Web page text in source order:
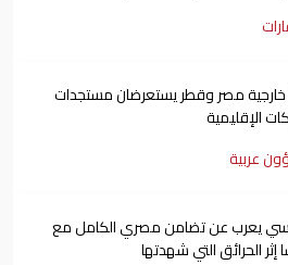
خارجية مصر وقطر يستعرضان مستجدات
الإقليمية
عربية
يعرب عن تضامن مصري الكامل مع
إثر الحرائق التي شهدتها